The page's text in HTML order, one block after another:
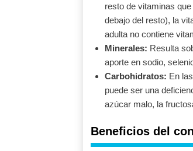
resto de vitaminas
debajo del resto), la
adulta no contiene
Minerales: Resulta
aporte en sodio,
Carbohidratos: En las
puede ser una
azúcar malo, la
Beneficios del